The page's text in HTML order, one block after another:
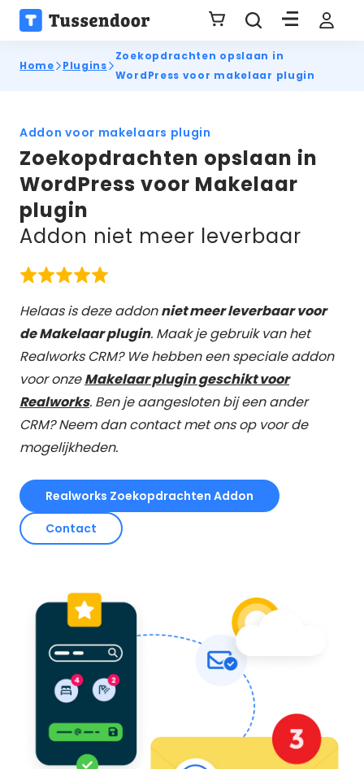
Home Plugins
Zoekopdrachten opslaan in
WordPress voor makelaar plugin
Addon voor makelaars plugin
Zoekopdrachten opslaan in
WordPress voor Makelaar
plugin
Addon niet meer leverbaar
Helaas is deze addonniet meer leverbaar voor
de Makelaar plugin. Maak je gebruik van het
Realworks CRM? We hebben een speciale addon
voor onzeMakelaar plugin geschikt voor
Realworks. Ben je aangesloten bij een ander
CRM? Neem dan contact met ons op voor de
mogelijkheden.
Realworks Zoekopdrachten Addon
Contact